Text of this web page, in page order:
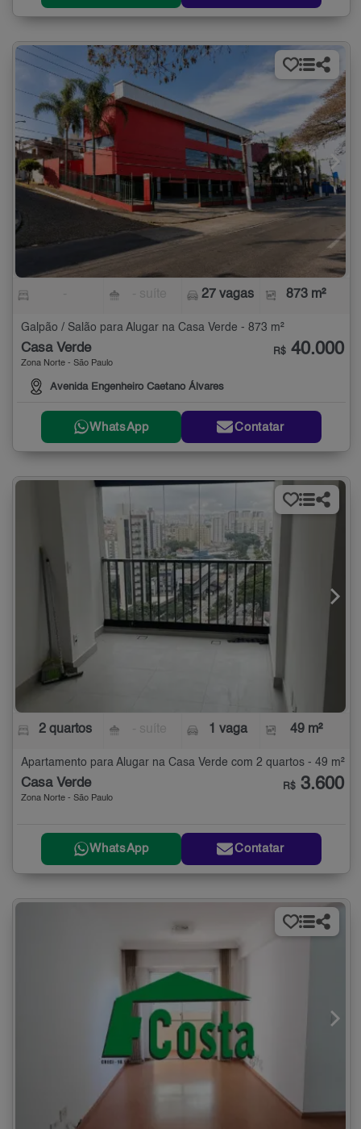
27 vagas 873 m²
Galpão / Salão para Alugar na Casa Verde - 873 m²
Casa Verde
Zona Norte - São Paulo
Avenida Engenheiro Caetano Álvares
R$ 40.000
WhatsApp Contatar
2 quartos 1 vaga 49 m²
Apartamento para Alugar na Casa Verde com 2 quartos - 49 m²
Casa Verde
Zona Norte - São Paulo
R$ 3.600
WhatsApp Contatar